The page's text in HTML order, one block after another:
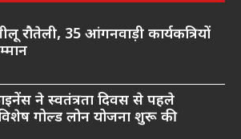
रौतेली, 35 आंगनवाड़ी कार्यकत्रियों
ने स्वतंत्रता दिवस से पहले
गोल्ड लोन योजना शुरू की